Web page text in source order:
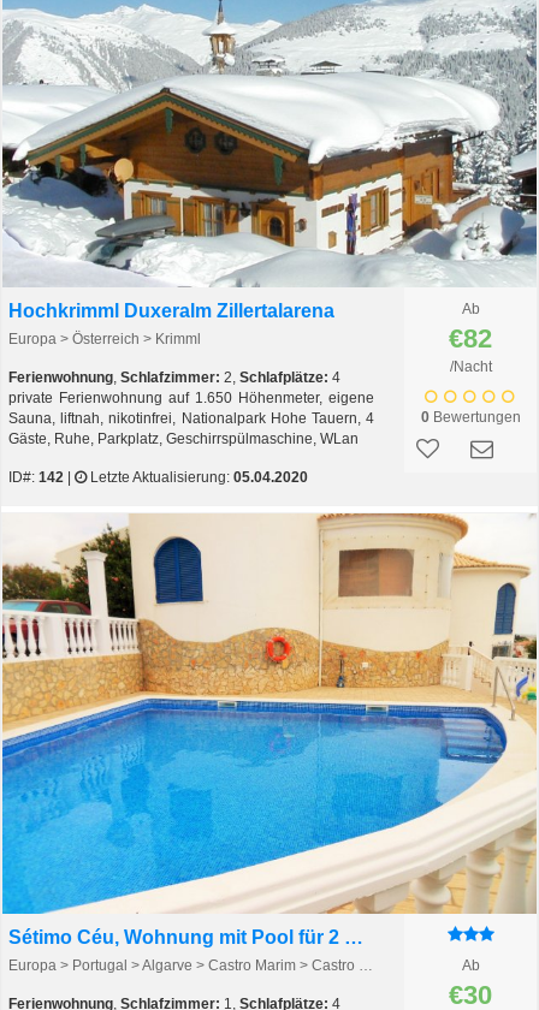
Hochkrimml Duxeralm Zillertalarena
Europa > Österreich > Krimml
Ferienwohnung, Schlafzimmer: 2, Schlafplätze: 4
private Ferienwohnung auf 1.650 Höhenmeter, eigene
Sauna, liftnah, nikotinfrei, Nationalpark Hohe Tauern, 4
Gäste, Ruhe, Parkplatz, Geschirrspülmaschine, WLan
ID#: 142 Letzte Aktualisierung: 05.04.2020
Ab
€82
/Nacht
0Bewertungen
Sétimo Céu, Wohnung mit Pool für 2 Erwachsene + 2 Kinder
Europa > Portugal > Algarve > Castro Marim > Castro Marim
Ferienwohnung, Schlafzimmer: 1, Schlafplätze: 4
Ab
€30